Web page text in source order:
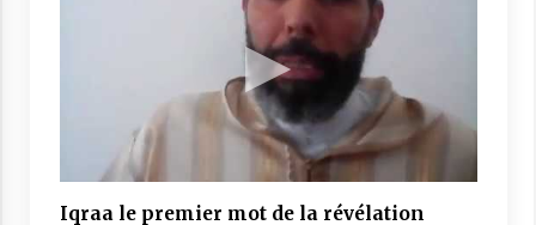
Iqraa le premier mot de la révélation